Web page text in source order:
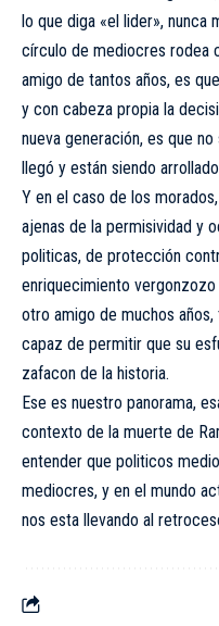
lo que diga «el lider», nunca
círculo de mediocres rodea
amigo de tantos años, es
y con cabeza propia la
nueva generación, es que
llegó y están siendo
Y en el caso de los
ajenas de la permisividad y
politicas, de protección
enriquecimiento
otro amigo de muchos
capaz de permitir que su
zafacon de la historia.
Ese es nuestro panorama,
contexto de la muerte de
entender que politicos
mediocres, y en el mundo
nos esta llevando al